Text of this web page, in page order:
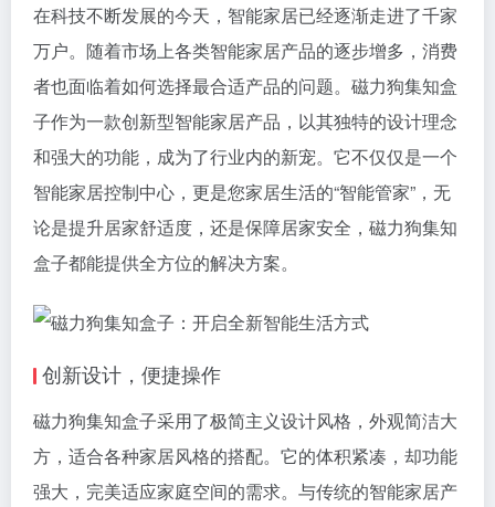
在科技不断发展的今天，智能家居已经逐渐走进了千家
万户。随着市场上各类智能家居产品的逐步增多，消费
者也面临着如何选择最合适产品的问题。 磁力狗集知盒
子作为一款创新型智能家居产品，以其独特的设计理念
和强大的功能，成为了行业内的新宠。它不仅仅是一个
智能家居控制中心，更是您家居生活的“智能管家”，无
论是提升居家舒适度，还是保障居家安全， 磁力狗集知
盒子都能提供全方位的解决方案。
创新设计，便捷操作
磁力狗集知盒子采用了极简主义设计风格，外观简洁大
方，适合各种家居风格的搭配。它的体积紧凑，却功能
强大，完美适应家庭空间的需求。与传统的智能家居产